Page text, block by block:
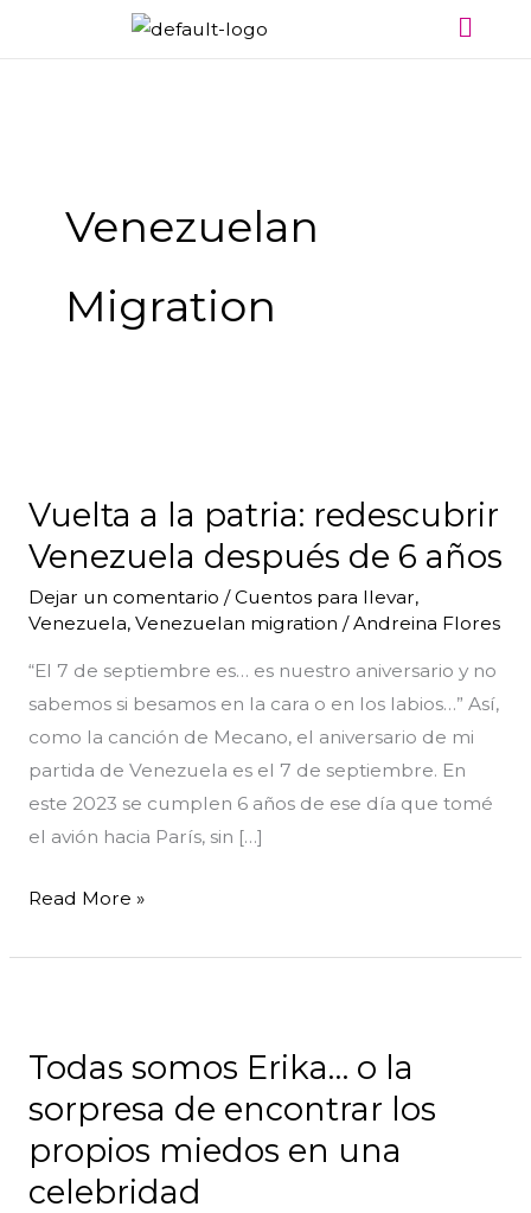
Menú
Venezuelan
Migration
Vuelta a la patria: redescubrir
Venezuela después de 6 años
Dejar un comentario /Cuentos para llevar,
Venezuela, Venezuelan migration /Andreina Flores
“El 7 de septiembre es… es nuestro aniversario y no
sabemos si besamos en la cara o en los labios…” Así,
como la canción de Mecano, el aniversario de mi
partida de Venezuela es el 7 de septiembre. En
este 2023 se cumplen 6 años de ese día que tomé
el avión hacia París, sin […]
la
patria:
Venezuela
de
6
años
Read More »
Todas somos Erika… o la
sorpresa de encontrar los
propios miedos en una
celebridad
Erika…
o
sorpresa
de